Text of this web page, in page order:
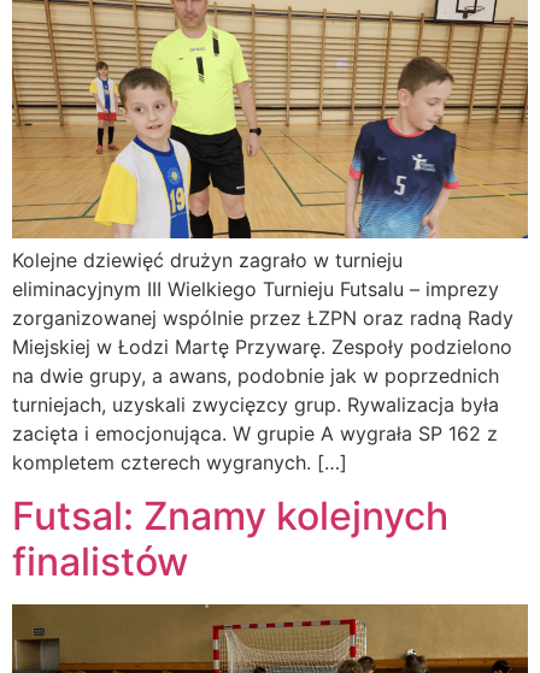
Kolejne dziewięć drużyn zagrało w turnieju
eliminacyjnym III Wielkiego Turnieju Futsalu – imprezy
zorganizowanej wspólnie przez ŁZPN oraz radną Rady
Miejskiej w Łodzi Martę Przywarę. Zespoły podzielono
na dwie grupy, a awans, podobnie jak w poprzednich
turniejach, uzyskali zwycięzcy grup. Rywalizacja była
zacięta i emocjonująca. W grupie A wygrała SP 162 z
kompletem czterech wygranych. […]
Futsal: Znamy kolejnych
finalistów